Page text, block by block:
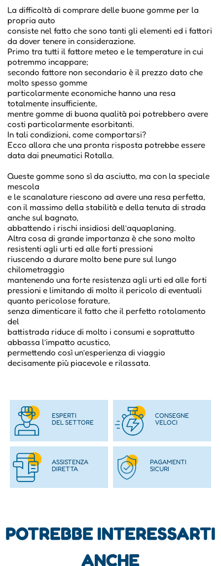
La difficoltà di comprare delle buone gomme per la
propria auto
consiste nel fatto che sono tanti gli elementi ed i fattori
da dover tenere in considerazione.
Primo tra tutti il fattore meteo e le temperature in cui
potremmo incappare;
secondo fattore non secondario è il prezzo dato che
molto spesso gomme
particolarmente economiche hanno una resa
totalmente insufficiente,
mentre gomme di buona qualità poi potrebbero avere
costi particolarmente esorbitanti.
In tali condizioni, come comportarsi?
Ecco allora che una pronta risposta potrebbe essere
data dai pneumatici Rotalla.
Queste gomme sono sì da asciutto, ma con la speciale
mescola
e le scanalature riescono ad avere una resa perfetta,
con il massimo della stabilità e della tenuta di strada
anche sul bagnato,
abbattendo i rischi insidiosi dell’aquaplaning.
Altra cosa di grande importanza è che sono molto
resistenti agli urti ed alle forti pressioni
riuscendo a durare molto bene pure sul lungo
chilometraggio
mantenendo una forte resistenza agli urti ed alle forti
pressioni e limitando di molto il pericolo di eventuali
quanto pericolose forature,
senza dimenticare il fatto che il perfetto rotolamento
del
battistrada riduce di molto i consumi e soprattutto
abbassa l’impatto acustico,
permettendo così un’esperienza di viaggio
decisamente più piacevole e rilassata.
ESPERTI
DEL SETTORE
CONSEGNE
VELOCI
ASSISTENZA
DIRETTA
PAGAMENTI
SICURI
POTREBBE INTERESSARTI
ANCHE